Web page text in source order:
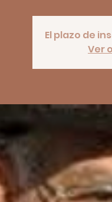
El plazo de
Ver